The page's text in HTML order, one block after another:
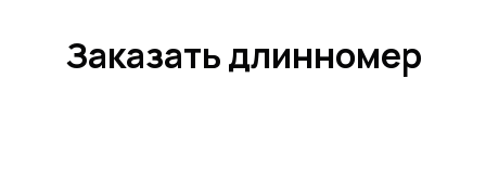
Заказать длинномер